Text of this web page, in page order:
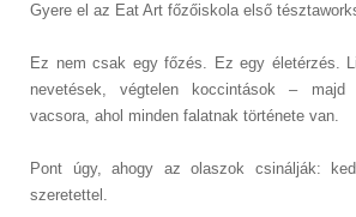
Gyere el az Eat Art főzőiskola első
Ez nem csak egy főzés. Ez egy életérzés.
nevetések, végtelen koccintások –
vacsora, ahol minden falatnak története van.
Pont úgy, ahogy az olaszok csinálják:
szeretettel.